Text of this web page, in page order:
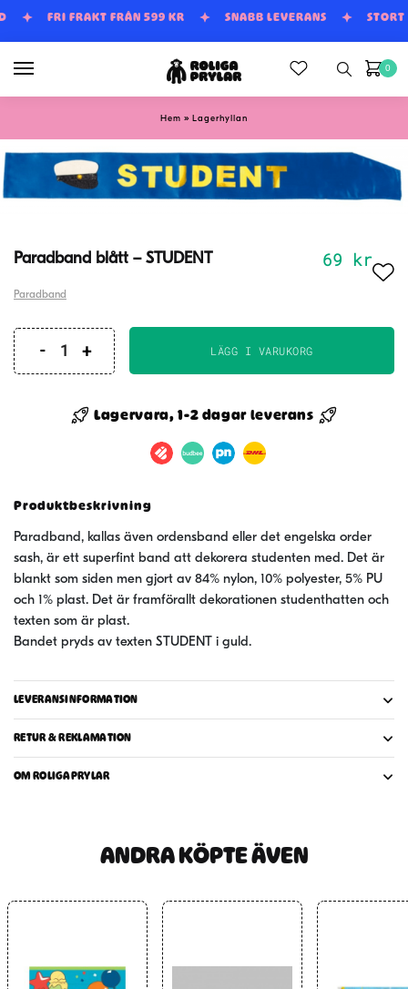
Skip
Skip
FRI FRAKT FRÅN 599 KR SNABB LEVERANS
0
Hem » Lagerhyllan
Paradband blått – STUDENT 69 kr
Paradband
Paradband
STUDENT
LÄGG I VARUKORG
Lagervara, 1-2 dagar leverans
Produktbeskrivning
Paradband, kallas även ordensband eller det engelska order
sash, är ett superfint band att dekorera studenten med. Det är
blankt som siden men gjort av 84% nylon, 10% polyester, 5% PU
och 1% plast. Det är framförallt dekorationen studenthatten och
texten som är plast.
Bandet pryds av texten STUDENT i guld.
LEVERANSINFORMATION
RETUR & REKLAMATION
OM ROLIGAPRYLAR
ANDRA KÖPTE ÄVEN